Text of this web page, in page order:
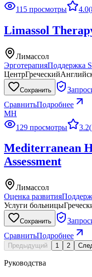
115 просмотры
4.0(
Limassol
Лимассол
ЭрготерапияПоддержка
ЦентрГреческий
Сохранить
СравнитьПодробнее
MH
129 просмотры
3.2(
Mediterranean
Assessment
Лимассол
Оценка развития
Услуги больницы
Сохранить
СравнитьПодробнее
Предыдущий 1 2
Руководства